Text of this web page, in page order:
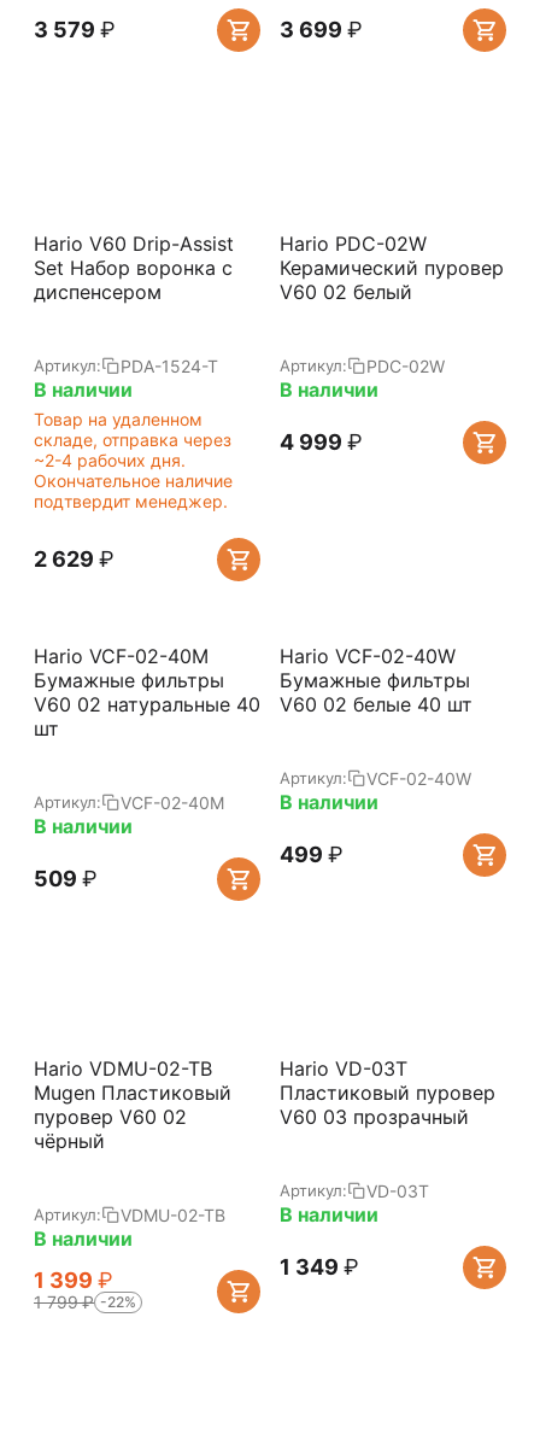
3 579 ₽ 3 699 ₽
Hario V60 Drip-Assist
Set Набор воронка с
диспенсером
Артикул: PDA-1524-T
В наличии
Товар на удаленном
складе, отправка через
~2-4 рабочих дня.
Окончательное наличие
подтвердит менеджер.
2 629 ₽
Hario PDC-02W
Керамический пуровер
V60 02 белый
Артикул: PDC-02W
В наличии
4 999 ₽
Hario VCF-02-40M
Бумажные фильтры
V60 02 натуральные 40
шт
Артикул: VCF-02-40M
В наличии
‍509‍ ₽
Hario VCF-02-40W
Бумажные фильтры
V60 02 белые 40 шт
Артикул: VCF-02-40W
В наличии
‍499‍ ₽
Hario VDMU-02-TB
Mugen Пластиковый
пуровер V60 02
чёрный
Артикул: VDMU-02-TB
В наличии
1 399 ₽
1 799₽ -22%
Hario VD-03T
Пластиковый пуровер
V60 03 прозрачный
Артикул: VD-03T
В наличии
1 349 ₽